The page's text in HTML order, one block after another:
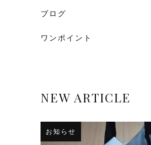
ブログ
ワンポイント
NEW ARTICLE
お知らせ